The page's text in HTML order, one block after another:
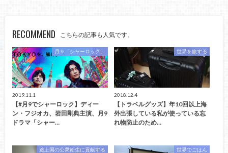
RECOMMEND こちらの記事も人気です。
月９「シャーロック」
2019.11.1
【#月9でシャーロック】ディー
ン・フジオカ、岩田剛典主演、月9
ドラマ「シャー…
世界を旅する
2018.12.4
【トラベルグッズ】年10回以上海
外出張している私が使っている忘
れ物防止のため…
途上国の公衆衛生に貢献する 世界でごはん